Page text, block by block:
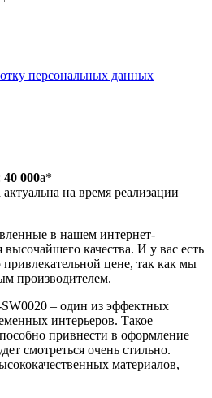
персональных данных
40 000a*
на время реализации
в нашем интернет-
качества. И у вас есть
цене, так как мы
производителем.
– один из эффектных
интерьеров. Такое
привнести в оформление
смотреться очень стильно.
материалов,